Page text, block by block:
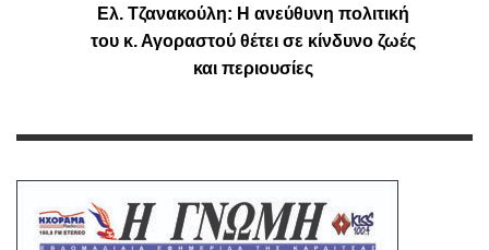
Ελ. Τζανακούλη: Η ανεύθυνη πολιτική
του κ. Αγοραστού θέτει σε κίνδυνο ζωές
και περιουσίες